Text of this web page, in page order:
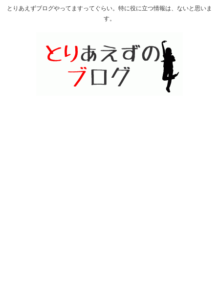
とりあえずブログやってますってぐらい。特に役に立つ情報は、ないと思いま
す。